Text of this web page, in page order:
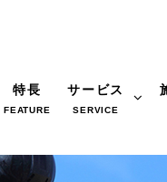
特長
FEATURE
サービス
SERVICE